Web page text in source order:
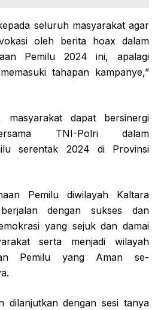
seluruh masyarakat agar
oleh berita hoax dalam
Pemilu 2024 ini, apalagi
tahapan kampanye,”
masyarakat dapat bersinergi
TNI-Polri dalam
serentak 2024 di Provinsi
Pemilu diwilayah Kaltara
dengan sukses dan
yang sejuk dan damai
serta menjadi wilayah
Pemilu yang Aman se-
dilanjutkan dengan sesi tanya